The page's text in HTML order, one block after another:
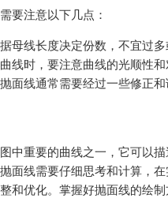
要注意以下几点：
母线长度决定份数，不宜过多
线时，要注意曲线的光顺性和
面线通常需要经过一些修正
中重要的曲线之一，它可以
面线需要仔细思考和计算，
和优化。掌握好抛面线的绘